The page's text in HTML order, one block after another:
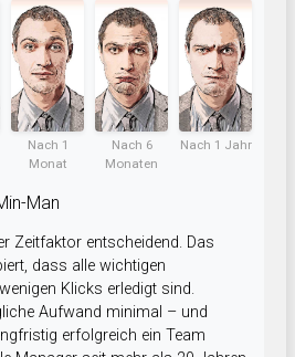
Nach 1
Monat
Nach 6
Monaten
Nach 1 Jahr
Man
Zeitfaktor entscheidend. Das
dass alle wichtigen
Klicks erledigt sind.
Aufwand minimal – und
erfolgreich ein Team